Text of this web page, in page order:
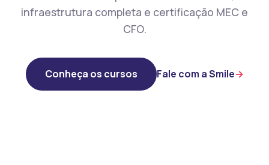
infraestrutura completa e certificação MEC e
CFO.
Conheça os cursos Fale com a Smile→